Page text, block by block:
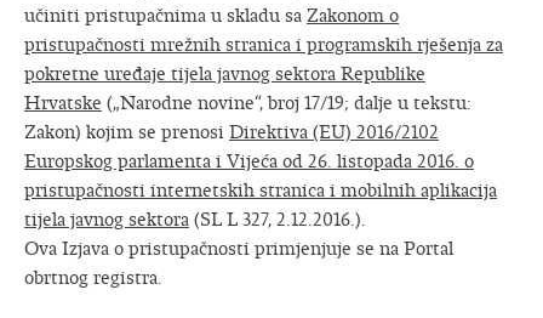
učiniti pristupačnima u skladu sa Zakonom o
pristupačnosti mrežnih stranica i programskih rješenja za
pokretne uređaje tijela javnog sektora Republike
Hrvatske („Narodne novine“, broj 17/19; dalje u tekstu:
Zakon) kojim se prenosi Direktiva (EU) 2016/2102
Europskog parlamenta i Vijeća od 26. listopada 2016. o
pristupačnosti internetskih stranica i mobilnih aplikacija
tijela javnog sektora (SL L 327, 2.12.2016.).
Ova Izjava o pristupačnosti primjenjuje se na Portal
obrtnog registra.